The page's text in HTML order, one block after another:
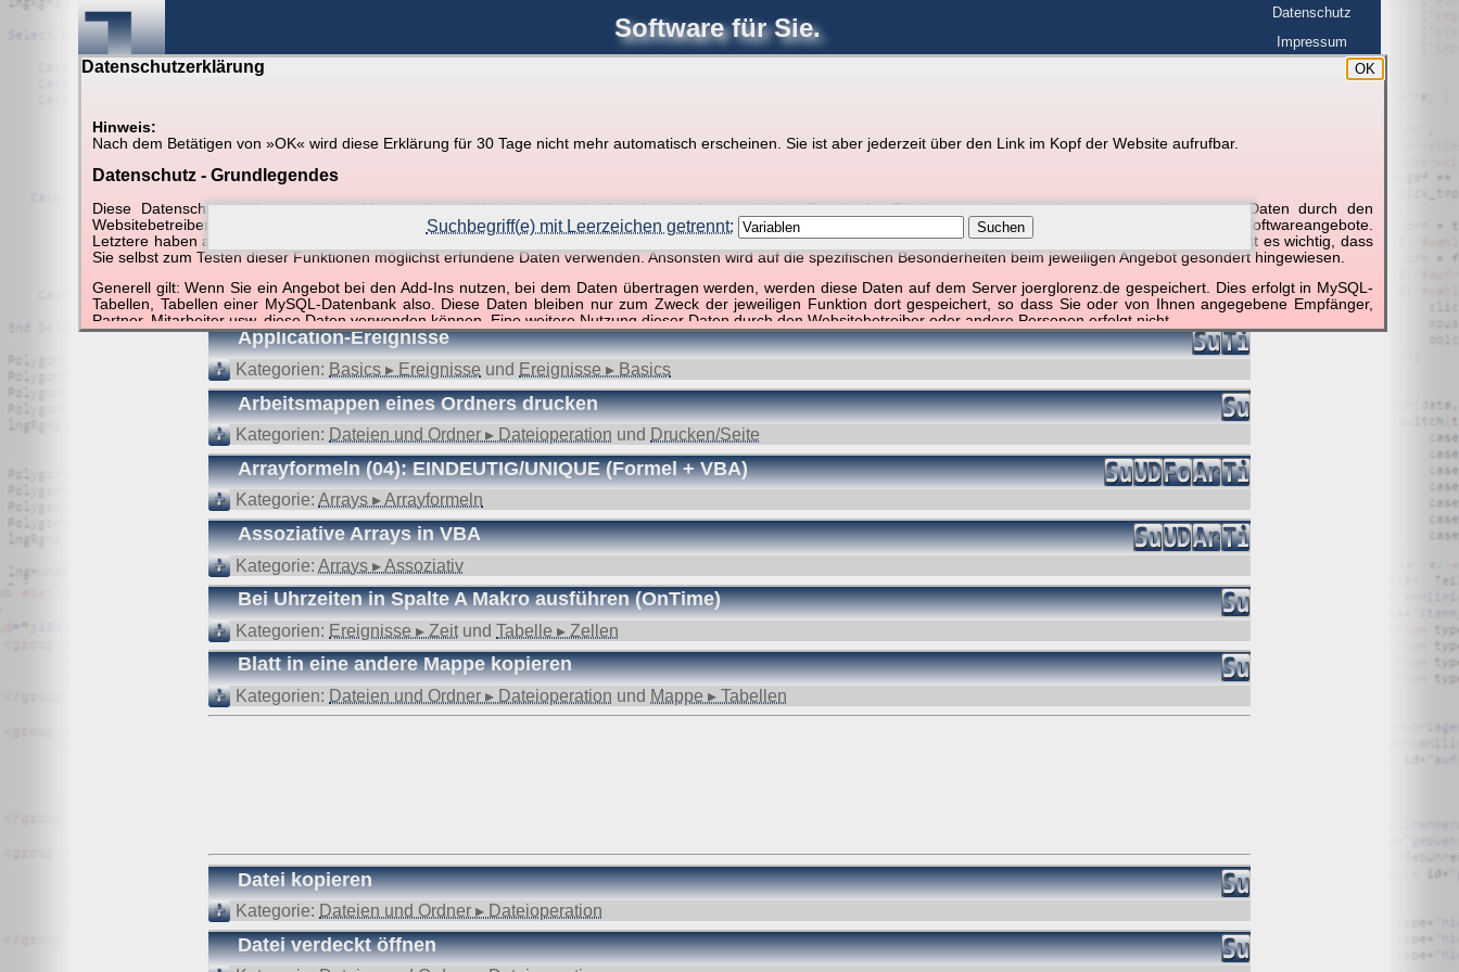
OK
Datenschutzerklärung
Hinweis:
Nach dem Betätigen von »OK« wird diese Erklärung für 30 Tage nicht mehr automatisch erscheinen. Sie ist aber jederzeit über den Link im Kopf der Website aufrufbar.
Datenschutz - Grundlegendes
Diese Datenschutzerklärung soll die Nutzer dieser Website über die Art, den Umfang und den Zweck der Erhebung und Verwendung personenbezogener Daten durch den
Websitebetreiber von joerglorenz.de informieren. Dabei geht es ausschließlich um die Nutzung dieser Website, nicht aber um die Nutzung besonderer einzelner Softwareangebote.
Letztere haben aufgrund ihrer Funktionen Besonderheiten, so dass verschiedene Daten gespeichert werden müssen, die für das Funktionieren erforderlich sind. Hier ist es wichtig, dass
Sie selbst zum Testen dieser Funktionen möglichst erfundene Daten verwenden. Ansonsten wird auf die spezifischen Besonderheiten beim jeweiligen Angebot gesondert hingewiesen.
Generell gilt: Wenn Sie ein Angebot bei den Add-Ins nutzen, bei dem Daten übertragen werden, werden diese Daten auf dem Server joerglorenz.de gespeichert. Dies erfolgt in MySQL-
Tabellen, Tabellen einer MySQL-Datenbank also. Diese Daten bleiben nur zum Zweck der jeweiligen Funktion dort gespeichert, so dass Sie oder von Ihnen angegebene Empfänger,
Partner, Mitarbeiter usw. diese Daten verwenden können. Eine weitere Nutzung dieser Daten durch den Websitebetreiber oder andere Personen erfolgt nicht.
Der Websitebetreiber nimmt Ihren Datenschutz sehr ernst und behandelt Ihre personenbezogenen Daten vertraulich und entsprechend der gesetzlichen Vorschriften. Da durch neue
Technologien und die ständige Weiterentwicklung dieser Webseite Änderungen an dieser Datenschutzerklärung vorgenommen werden können, empfehlen wir Ihnen, sich die
Datenschutzerklärung in regelmäßigen Abständen wieder durchzulesen.
Definitionen der verwendeten Begriffe (z.B. “personenbezogene Daten” oder “Verarbeitung”) finden Sie in Art. 4 DSGVO.
Wir, der Websitebetreiber bzw. Seitenprovider, erheben aufgrund unseres berechtigten Interesses (s. Art. 6 Abs. 1 lit. f. DSGVO) Daten über Zugriffe auf die Website und speichern diese
als „Server-Logfiles“ auf dem Server der Website ab. Folgende Daten werden so protokolliert:
Besuchte Website und besuchte Webseite
Uhrzeit zum Zeitpunkt des Zugriffes
Menge der gesendeten Daten in Byte
Quelle/Verweis, von welchem Sie auf die Seite gelangten
Verwendeter Browser
Verwendetes Betriebssystem
Verwendete IP-Adresse
Die Server-Logfiles werden für einige Zeit gespeichert und anschließend gelöscht. Dies liegt in der Zuständigkeit des Providers Strato AG, der Websitebetreiber nutzt diese Daten nicht.
DSGVO und Log-Daten: Welche Daten wir von Deinen Website-Besuchern erheben und warum
Eine Reichweitenmessung in diesem Sinne erfolgt durch den Websitebetreiber nicht, es werden nur die Aufrufzahlen der Website und der Webseiten auf der Basis der Logfiles ohne
direkte Verbindung zu Besuchern ausgewertet.
Bei Cookies handelt es sich um kleine Dateien, welche auf Ihrem Endgerät gespeichert werden. Ihr Browser greift auf diese Dateien zu.
Diese Website verwendet ausschließlich einen Cookie mit einer ID (zufällige Zeichenfolge, PHPSESSID), damit Sie beim aktuellen Besuch der Website durch die einzelnen Seiten
identifiziert werden können. Andere Daten als die ID sind nicht enthalten; der Cookie verfällt sofort mit dem Beenden der Browsersitzung. Benötigt wird der Cookie allerdings auch nur,
Software für Sie.
joerglorenz.de
Datenschutz
Impressum
Suche in Beispielen und Tipps zu Excel und VBA
Suchbegriff(e) mit Leerzeichen getrennt: Suchen
Suchergebnisse (20 Treffer, 1 Begriff)
Application-Ereignisse
Kategorien: Basics ▸ Ereignisse und Ereignisse ▸ Basics
Arbeitsmappen eines Ordners drucken
Kategorien: Dateien und Ordner ▸ Dateioperation und Drucken/Seite
Arrayformeln (04): EINDEUTIG/UNIQUE (Formel + VBA)
Kategorie: Arrays ▸ Arrayformeln
Assoziative Arrays in VBA
Kategorie: Arrays ▸ Assoziativ
Bei Uhrzeiten in Spalte A Makro ausführen (OnTime)
Kategorien: Ereignisse ▸ Zeit und Tabelle ▸ Zellen
Blatt in eine andere Mappe kopieren
Kategorien: Dateien und Ordner ▸ Dateioperation und Mappe ▸ Tabellen
Datei kopieren
Kategorie: Dateien und Ordner ▸ Dateioperation
Datei verdeckt öffnen